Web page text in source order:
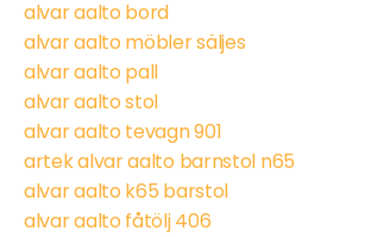
alvar aalto bord
alvar aalto möbler säljes
alvar aalto pall
alvar aalto stol
alvar aalto tevagn 901
artek alvar aalto barnstol n65
alvar aalto k65 barstol
alvar aalto fåtölj 406